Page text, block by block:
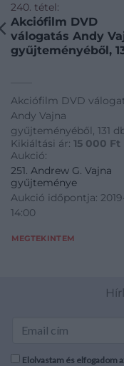
240. tétel:
Akciófilm DVD
válogatás Andy
gyűjteményéből,
Akciófilm DVD
Andy Vajna
gyűjteményéből, 131
Kikiáltási ár: 15 000 Ft
Aukció:
251. Andrew G. Vajna
gyűjteménye
Aukció időpontja:
14:00
MEGTEKINTEM
Elolvastam és elfogadom